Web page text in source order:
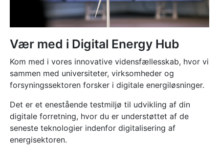
Vær med i Digital Energy Hub
Kom med i vores innovative vidensfællesskab, hvor vi
sammen med universiteter, virksomheder og
forsyningssektoren forsker i digitale energiløsninger.
Det er et enestående testmiljø til udvikling af din
digitale forretning, hvor du er understøttet af de
seneste teknologier indenfor digitalisering af
energisektoren.